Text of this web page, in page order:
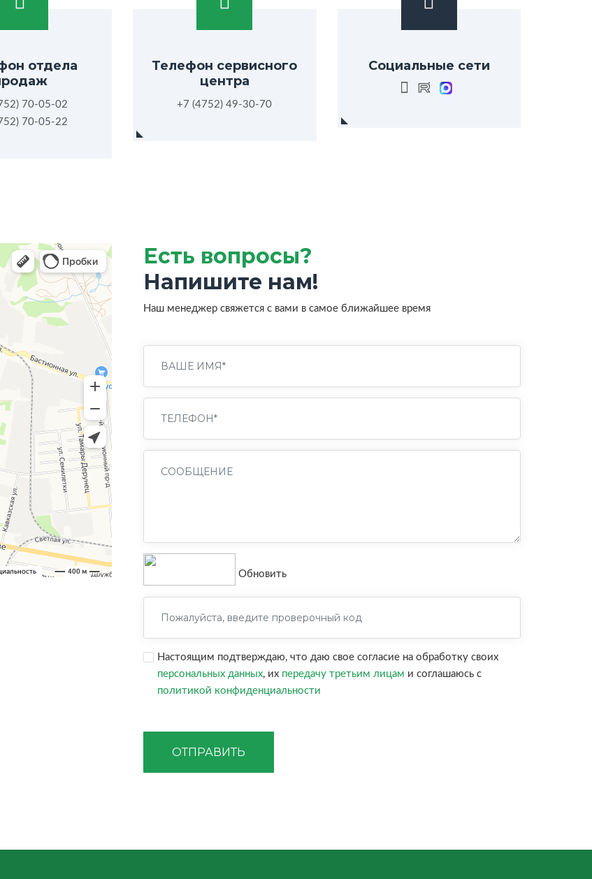
отдела
70-05-02
70-05-22
Телефон сервисного
центра
+7 (4752) 49-30-70
Социальные сети
Есть вопросы?
Напишите нам!
Наш менеджер свяжется с вами в самое ближайшее время
Обновить
Настоящим подтверждаю, что даю свое согласие на обработку своих
персональных данных, их передачу третьим лицам и соглашаюсь с
политикой конфиденциальности
ОТПРАВИТЬ